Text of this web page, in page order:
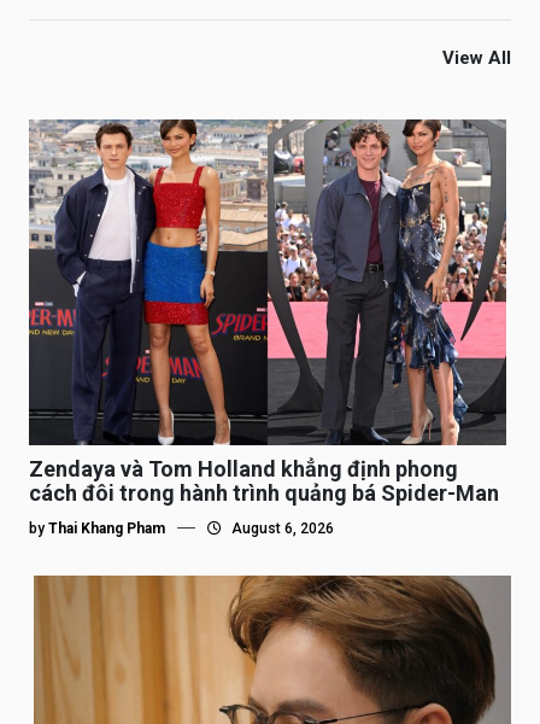
View All
Zendaya và Tom Holland khẳng định phong
cách đôi trong hành trình quảng bá Spider-Man
by Thai Khang Pham August 6, 2026